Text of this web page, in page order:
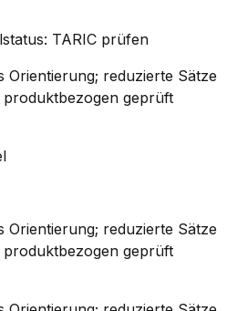
: TARIC prüfen
Orientierung; reduzierte Sätze
geprüft
Orientierung; reduzierte Sätze
geprüft